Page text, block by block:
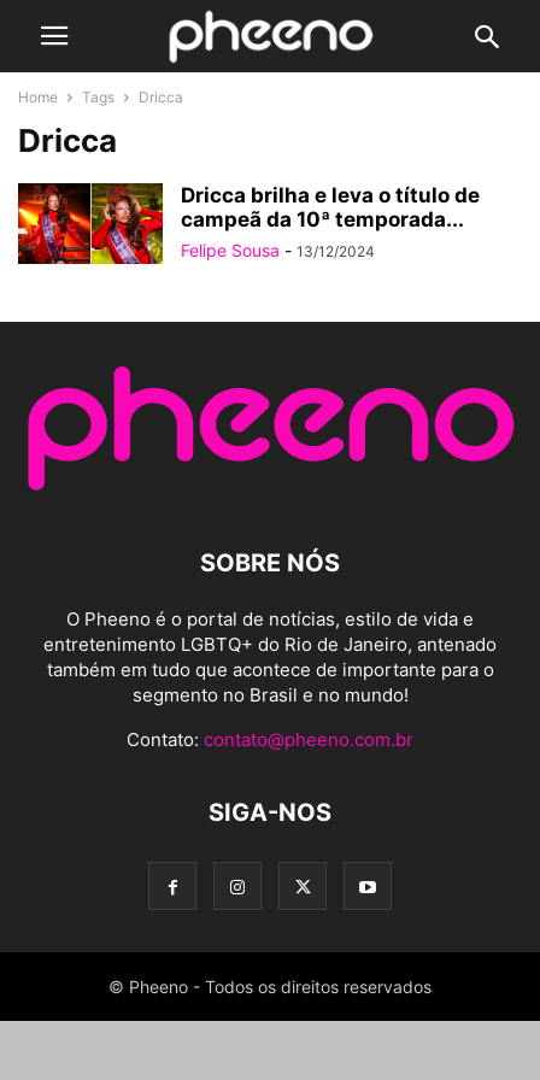
Home Tags Dricca
Dricca
Dricca brilha e leva o título de
campeã da 10ª temporada...
Felipe Sousa - 13/12/2024
SOBRE NÓS
O Pheeno é o portal de notícias, estilo de vida e
entretenimento LGBTQ+ do Rio de Janeiro, antenado
também em tudo que acontece de importante para o
segmento no Brasil e no mundo!
Contato: contato@pheeno.com.br
SIGA-NOS
© Pheeno - Todos os direitos reservados